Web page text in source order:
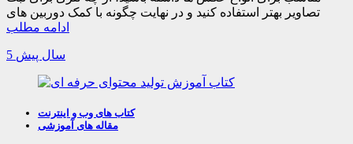
تصاویر بهتر استفاده کنید و در نهایت چگونه با کمک دوربین های
ادامه مطلب
5 سال پیش
کتاب های وب و اینترنت
مقاله های آموزشی